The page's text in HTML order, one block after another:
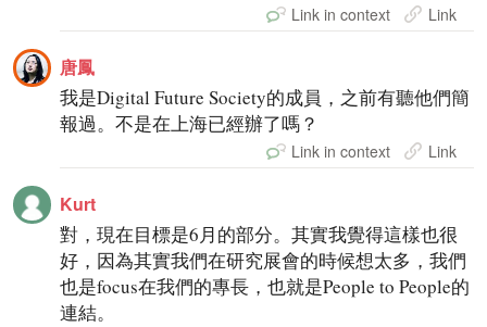
Link in context Link
唐鳳
我是Digital Future Society的成員，之前有聽他們簡
報過。不是在上海已經辦了嗎？
Link in context Link
Kurt
對，現在目標是6月的部分。其實我覺得這樣也很
好，因為其實我們在研究展會的時候想太多，我們
也是focus在我們的專長，也就是People to People的
連結。